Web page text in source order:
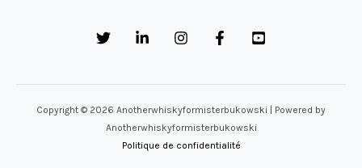
Copyright © 2026 Anotherwhiskyformisterbukowski | Powered by
Anotherwhiskyformisterbukowski
Politique de confidentialité